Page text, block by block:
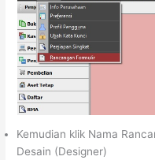
Kemudian klik Nama
Desain (Designer)